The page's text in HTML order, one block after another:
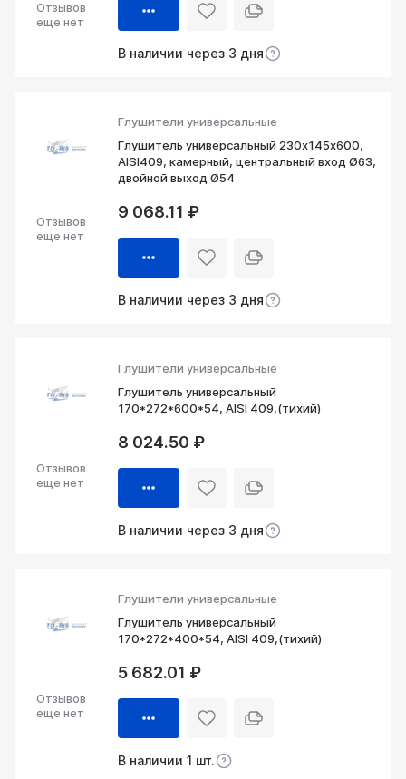
Отзывов
еще нет
В наличии через 3 дня
Глушители универсальные
Глушитель универсальный 230х145х600,
AISI409, камерный, центральный вход Ø63,
двойной выход Ø54
Отзывов
еще нет
9 068.11 ₽
В наличии через 3 дня
Глушители универсальные
Глушитель универсальный
170*272*600*54, AISI 409,(тихий)
Отзывов
еще нет
8 024.50 ₽
В наличии через 3 дня
Глушители универсальные
Глушитель универсальный
170*272*400*54, AISI 409,(тихий)
Отзывов
еще нет
5 682.01 ₽
В наличии 1 шт.